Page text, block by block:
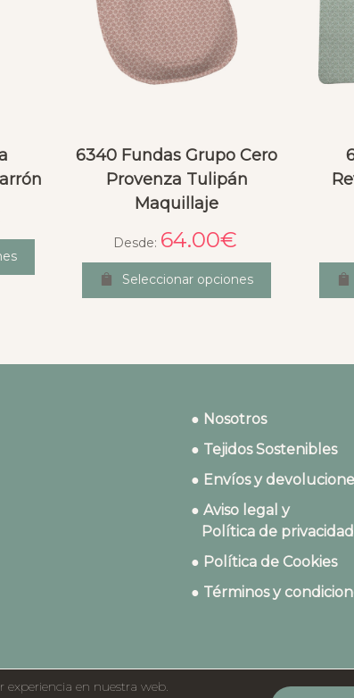
6340 Fundas Grupo Cero
Provenza Tulipán
Maquillaje
Desde: 64.00€
Seleccionar opciones
● Nosotros
● Tejidos Sostenibles
● Envíos y
● Aviso legal y
Política de privacidad
● Política de Cookies
● Términos y
experiencia en nuestra web.